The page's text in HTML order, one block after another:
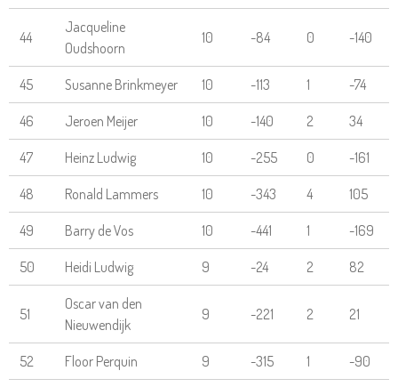
44
Jacqueline
Oudshoorn
10 -84 0 -140
45 Susanne Brinkmeyer 10 -113 1 -74
46 Jeroen Meijer 10 -140 2 34
47 Heinz Ludwig 10 -255 0 -161
48 Ronald Lammers 10 -343 4 105
49 Barry de Vos 10 -441 1 -169
50 Heidi Ludwig 9 -24 2 82
51
Oscar van den
Nieuwendijk
9 -221 2 21
52 Floor Perquin 9 -315 1 -90